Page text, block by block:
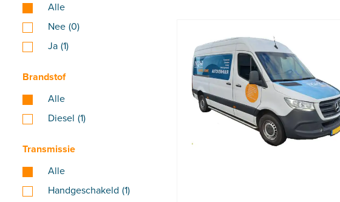
Alle
Nee (0)
Ja (1)
Brandstof
Alle
Diesel (1)
Transmissie
Alle
Handgeschakeld (1)